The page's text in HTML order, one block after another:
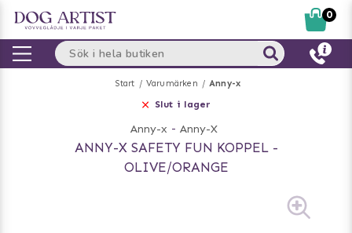
Start Varumärken Anny-x
Slut i lager
Anny-x - Anny-X
ANNY-X SAFETY FUN KOPPEL -
OLIVE/ORANGE
0